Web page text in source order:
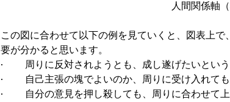
人間関係軸
この図に合わせて以下の例を見ていくと、図表上
要が分かると思います。
· 周りに反対されようとも、成し遂げたいという
· 自己主張の塊でよいのか、周りに受け入れても
· 自分の意見を押し殺しても、周りに合わせて上